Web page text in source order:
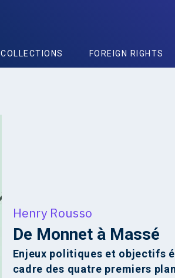
COLLECTIONS FOREIGN RIGHTS
Henry Rousso
De Monnet à Massé
Enjeux politiques et objectifs
cadre des quatre premiers